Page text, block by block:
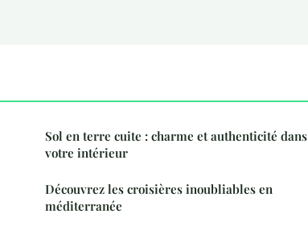
Sol en terre cuite : charme et authenticité dans
votre intérieur
Découvrez les croisières inoubliables en
méditerranée